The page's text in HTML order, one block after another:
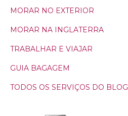
MORAR NO EXTERIOR
MORAR NA INGLATERRA
TRABALHAR E VIAJAR
GUIA BAGAGEM
TODOS OS SERVIÇOS DO BLOG